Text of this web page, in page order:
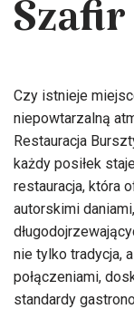
Szafir
Czy istnieje
niepowtarzalną
Restauracja
każdy posiłek
restauracja, która
autorskimi
nie tylko tradycja,
połączeniami,
standardy